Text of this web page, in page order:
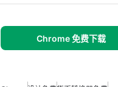
Chrome 免费下载